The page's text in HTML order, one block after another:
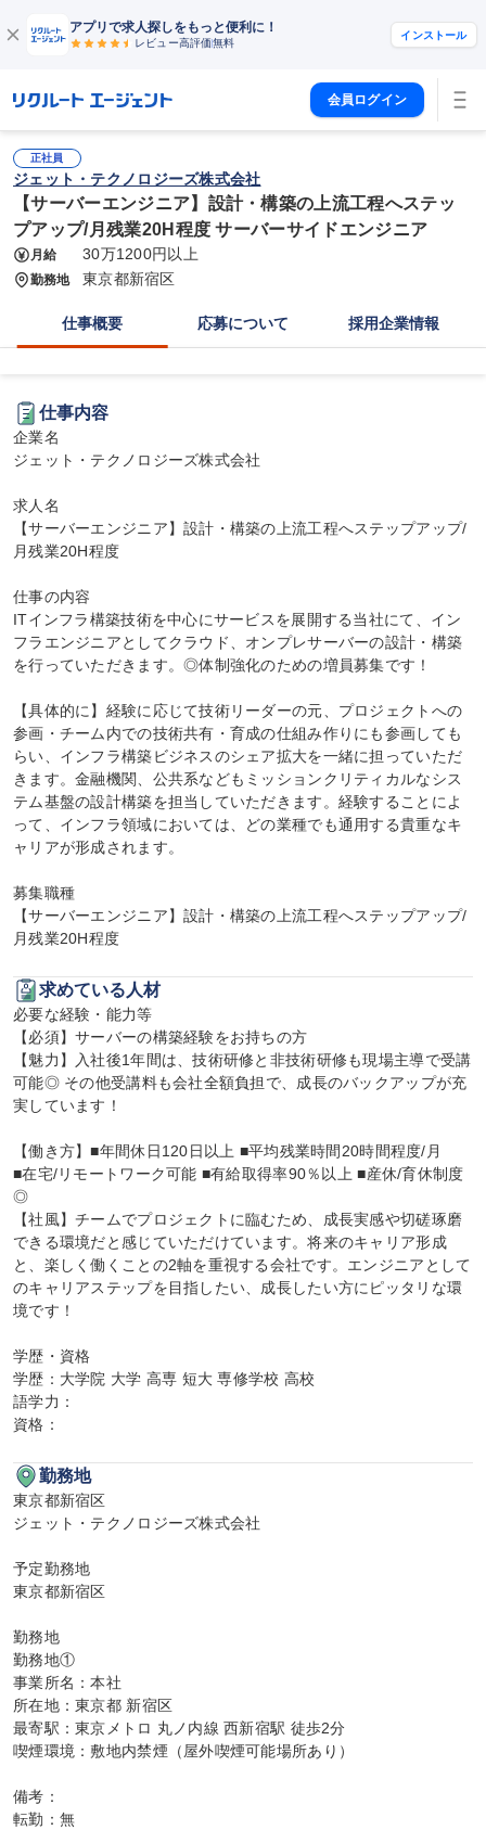
アプリで求人探しをもっと便利に！
レビュー高評価無料
インストール
会員ログイン
正社員
ジェット・テクノロジーズ株式会社
【サーバーエンジニア】設計・構築の上流工程へステッ
プアップ/月残業20H程度 サーバーサイドエンジニア
月給 30万1200円以上
勤務地 東京都新宿区
仕事概要 応募について 採用企業情報
仕事内容
企業名
ジェット・テクノロジーズ株式会社
求人名
【サーバーエンジニア】設計・構築の上流工程へステップアップ/
月残業20H程度
仕事の内容
ITインフラ構築技術を中心にサービスを展開する当社にて、イン
フラエンジニアとしてクラウド、オンプレサーバーの設計・構築
を行っていただきます。◎体制強化のための増員募集です！
【具体的に】経験に応じて技術リーダーの元、プロジェクトへの
参画・チーム内での技術共有・育成の仕組み作りにも参画しても
らい、インフラ構築ビジネスのシェア拡大を一緒に担っていただ
きます。金融機関、公共系などもミッションクリティカルなシス
テム基盤の設計構築を担当していただきます。経験することによ
って、インフラ領域においては、どの業種でも通用する貴重なキ
ャリアが形成されます。
募集職種
【サーバーエンジニア】設計・構築の上流工程へステップアップ/
月残業20H程度
求めている人材
必要な経験・能力等
【必須】サーバーの構築経験をお持ちの方
【魅力】入社後1年間は、技術研修と非技術研修も現場主導で受講
可能◎ その他受講料も会社全額負担で、成長のバックアップが充
実しています！
【働き方】■年間休日120日以上 ■平均残業時間20時間程度/月
■在宅/リモートワーク可能 ■有給取得率90％以上 ■産休/育休制度
◎
【社風】チームでプロジェクトに臨むため、成長実感や切磋琢磨
できる環境だと感じていただけています。将来のキャリア形成
と、楽しく働くことの2軸を重視する会社です。エンジニアとして
のキャリアステップを目指したい、成長したい方にピッタリな環
境です！
学歴・資格
学歴：大学院 大学 高専 短大 専修学校 高校
語学力：
資格：
勤務地
東京都新宿区
ジェット・テクノロジーズ株式会社
予定勤務地
東京都新宿区
勤務地
勤務地①
事業所名：本社
所在地：東京都 新宿区
最寄駅：東京メトロ 丸ノ内線 西新宿駅 徒歩2分
喫煙環境：敷地内禁煙（屋外喫煙可能場所あり）
備考：
転勤：無